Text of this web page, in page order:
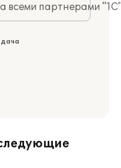
всеми партнерами